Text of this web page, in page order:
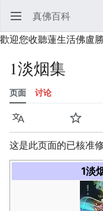
打开主菜单 真佛百科
歡迎您收聽蓮生活佛盧
1淡烟集
页面 讨论
语言 监视
这是此页面的已核准
1淡